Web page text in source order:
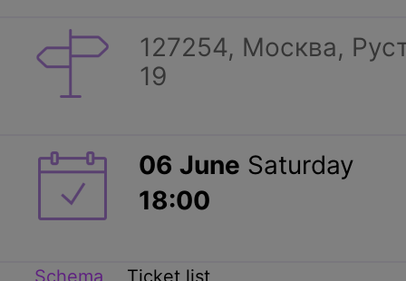
127254, Москва,
19
06 June Saturday
18:00
Schema Ticket list